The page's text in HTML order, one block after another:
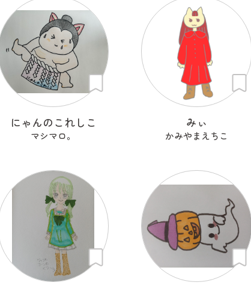
にゃんのこれしこ
マシマロ。
みぃ
かみやまえちこ